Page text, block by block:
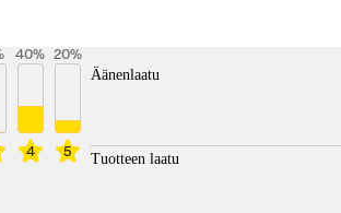
4
40%
5
20%
Äänenlaatu
Tuotteen laatu